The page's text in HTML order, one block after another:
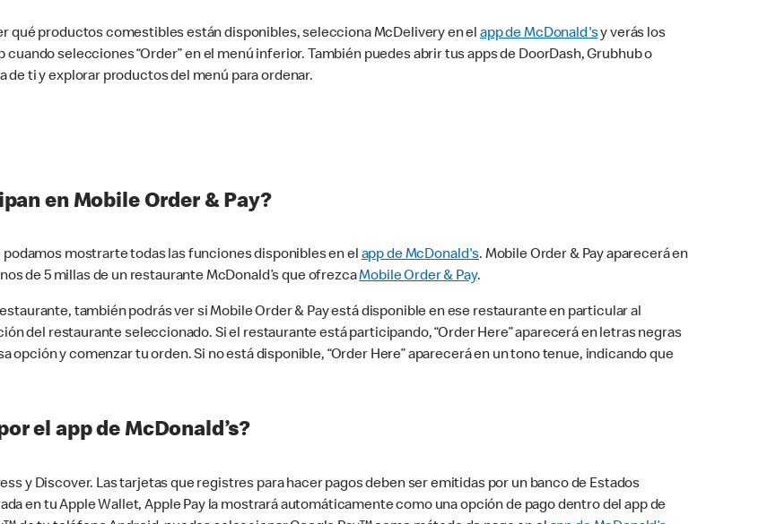
qué productos comestibles están disponibles, selecciona McDelivery en elapp de McDonald'sy verás los
selecciones “Order” en el menú inferior. También puedes abrir tus apps de DoorDash, Grubhub o
de ti y explorar productos del menú para ordenar.
en Mobile Order & Pay?
mostrarte todas las funciones disponibles en elapp de McDonald's. Mobile Order & Pay aparecerá en
de 5 millas de un restaurante McDonald’s que ofrezcaMobile Order & Pay.
también podrás ver si Mobile Order & Pay está disponible en ese restaurante en particular al
del restaurante seleccionado. Si el restaurante está participando, “Order Here” aparecerá en letras negras
opción y comenzar tu orden. Si no está disponible, “Order Here” aparecerá en un tono tenue, indicando que
el app de McDonald’s?
y Discover. Las tarjetas que registres para hacer pagos deben ser emitidas por un banco de Estados
en tu Apple Wallet, Apple Pay la mostrará automáticamente como una opción de pago dentro del app de